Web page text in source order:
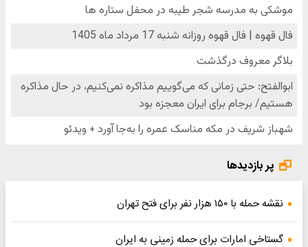
پر بازدیدها
نقشه حمله با ۱۵۰ هزار نفر برای فتح تهران
گستاخی امارات برای حمله زمینی به ایران